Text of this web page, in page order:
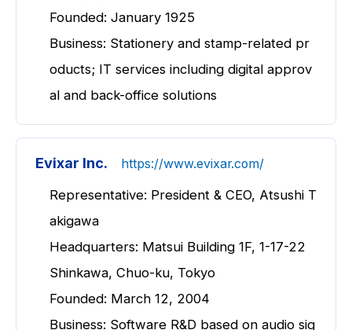
Founded: January 1925
Business: Stationery and stamp-related pr
oducts; IT services including digital approv
al and back-office solutions
Evixar Inc. https://www.evixar.com/
Representative: President & CEO, Atsushi T
akigawa
Headquarters: Matsui Building 1F, 1-17-22
Shinkawa, Chuo-ku, Tokyo
Founded: March 12, 2004
Business: Software R&D based on audio sig